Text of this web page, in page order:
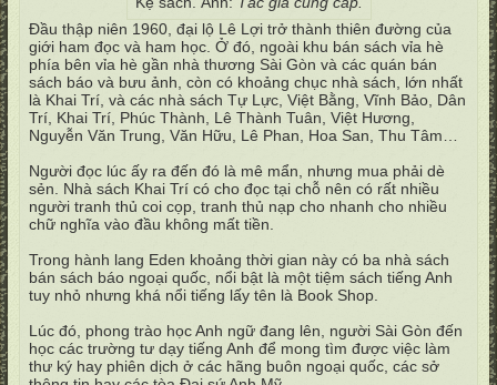
Đầu thập niên 1960, đại lộ Lê Lợi trở thành thiên đường của
giới ham đọc và ham học. Ở đó, ngoài khu bán sách vỉa hè
phía bên vỉa hè gần nhà thương Sài Gòn và các quán bán
sách báo và bưu ảnh, còn có khoảng chục nhà sách, lớn nhất
là Khai Trí, và các nhà sách Tự Lực, Việt Bằng, Vĩnh Bảo, Dân
Trí, Khai Trí, Phúc Thành, Lê Thành Tuân, Việt Hương,
Nguyễn Văn Trung, Văn Hữu, Lê Phan, Hoa San, Thu Tâm…
Người đọc lúc ấy ra đến đó là mê mẩn, nhưng mua phải dè
sẻn. Nhà sách Khai Trí có cho đọc tại chỗ nên có rất nhiều
người tranh thủ coi cọp, tranh thủ nạp cho nhanh cho nhiều
chữ nghĩa vào đầu không mất tiền.
Trong hành lang Eden khoảng thời gian này có ba nhà sách
bán sách báo ngoại quốc, nổi bật là một tiệm sách tiếng Anh
tuy nhỏ nhưng khá nổi tiếng lấy tên là Book Shop.
Lúc đó, phong trào học Anh ngữ đang lên, người Sài Gòn đến
học các trường tư dạy tiếng Anh để mong tìm được việc làm
thư ký hay phiên dịch ở các hãng buôn ngoại quốc, các sở